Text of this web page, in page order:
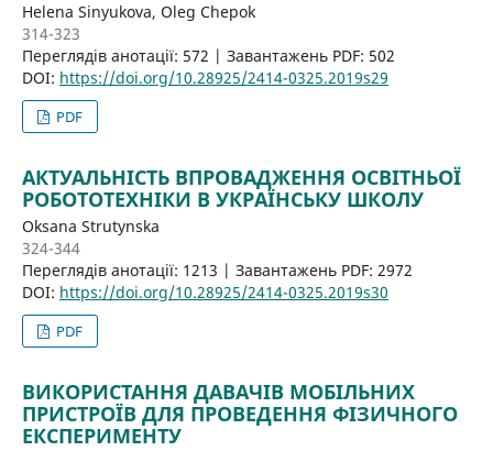
Helena Sinyukova, Oleg Chepok
314-323
Переглядів анотації: 572 | Завантажень PDF: 502
DOI: https://doi.org/10.28925/2414-0325.2019s29
PDF
АКТУАЛЬНІСТЬ ВПРОВАДЖЕННЯ ОСВІТНЬОЇ
РОБОТОТЕХНІКИ В УКРАЇНСЬКУ ШКОЛУ
Oksana Strutynska
324-344
Переглядів анотації: 1213 | Завантажень PDF: 2972
DOI: https://doi.org/10.28925/2414-0325.2019s30
PDF
ВИКОРИСТАННЯ ДАВАЧІВ МОБІЛЬНИХ
ПРИСТРОЇВ ДЛЯ ПРОВЕДЕННЯ ФІЗИЧНОГО
ЕКСПЕРИМЕНТУ